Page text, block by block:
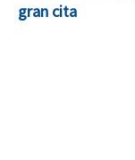
gran cita